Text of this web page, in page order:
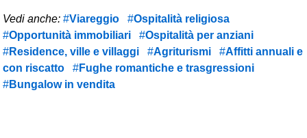
Vedi anche: Viareggio
Ospitalità religiosa
Opportunità immobiliari
Ospitalità per anziani
Residence, ville e villaggi
Agriturismi
Affitti annuali e
con riscatto
Fughe romantiche e trasgressioni
Bungalow in vendita
🔍 Cerca
Trova vicino a te
➕ Inserisci annuncio